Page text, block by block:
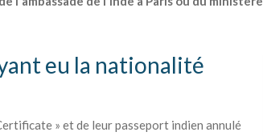
eu la nationalité
» et de leur passeport indien annulé